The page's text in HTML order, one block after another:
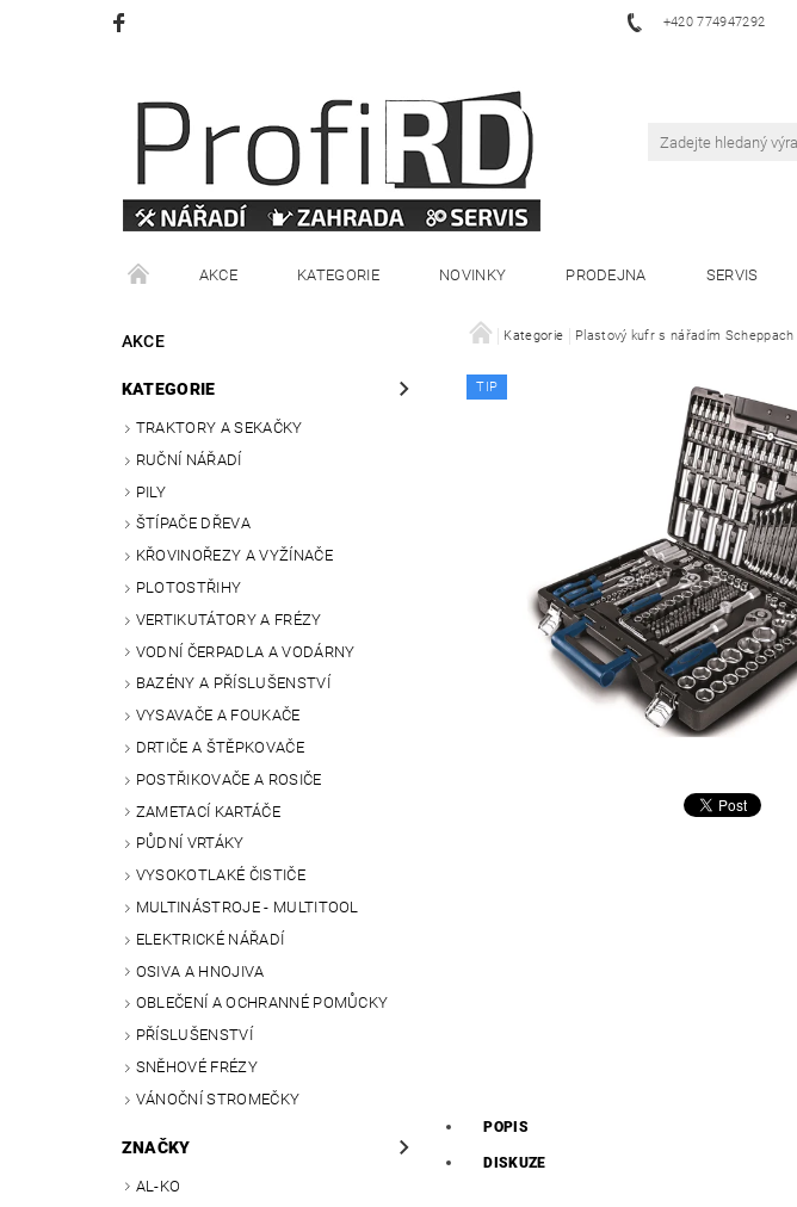
+420 774947292
AKCE KATEGORIE NOVINKY PRODEJNA SERVIS
VRÁCENÍ ZBOŽÍ OBCHODNÍ PODMÍNKY
AKCE
KATEGORIE
TRAKTORY A SEKAČKY
RUČNÍ NÁŘADÍ
PILY
ŠTÍPAČE DŘEVA
KŘOVINOŘEZY A VYŽÍNAČE
PLOTOSTŘIHY
VERTIKUTÁTORY A FRÉZY
VODNÍ ČERPADLA A VODÁRNY
BAZÉNY A PŘÍSLUŠENSTVÍ
VYSAVAČE A FOUKAČE
DRTIČE A ŠTĚPKOVAČE
POSTŘIKOVAČE A ROSIČE
ZAMETACÍ KARTÁČE
PŮDNÍ VRTÁKY
VYSOKOTLAKÉ ČISTIČE
MULTINÁSTROJE - MULTITOOL
ELEKTRICKÉ NÁŘADÍ
OSIVA A HNOJIVA
OBLEČENÍ A OCHRANNÉ POMŮCKY
PŘÍSLUŠENSTVÍ
SNĚHOVÉ FRÉZY
VÁNOČNÍ STROMEČKY
ZNAČKY
AL-KO
Kategorie Plastový kufr s nářadím Scheppach
TIP
POPIS
DISKUZE